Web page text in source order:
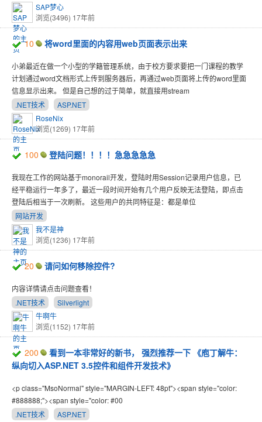
SAP梦心
浏览(3496) 17年前
10 将word里面的内容用web页面表示出来
小弟最近在做一个小型的学籍管理系统，由于校方要求要把一门课程的教学
计划通过word文档形式上传到服务器后，再通过web页面将上传的word里面
信息显示出来。 但是自己想的过于简单，就直接用stream
.NET技术
ASP.NET
RoseNix
浏览(1269) 17年前
100 登陆问题！！！！急急急急急
我现在工作的网站基于monorail开发，登陆时用Session记录用户信息，已
经平稳运行一年多了，最近一段时间开始有几个用户反映无法登陆，即点击
登陆后相当于一次刷新。 这些用户的共同特征是：都是单位
网站开发
我不是神
浏览(1236) 17年前
20 请问如何移除控件?
内容详情请点击问题查看！
.NET技术
Silverlight
牛啊牛
浏览(1152) 17年前
200
看到一本非常好的新书， 强烈推荐一下 《庖丁解牛：
纵向切入ASP.NET 3.5控件和组件开发技术》
<p class="MsoNormal" style="MARGIN-LEFT: 48pt"><span style="color:
#888888;"><span style="color: #00
.NET技术
ASP.NET